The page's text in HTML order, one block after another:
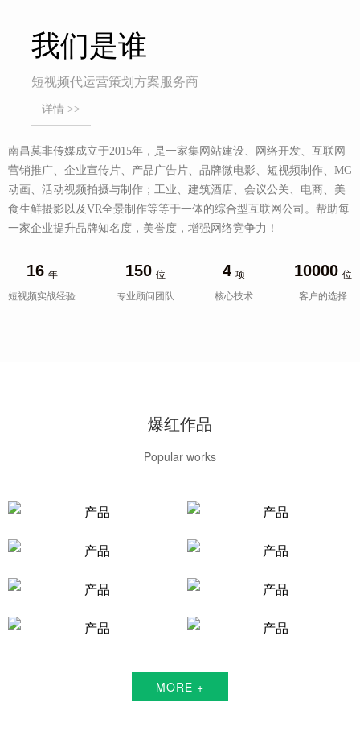
我们是谁
短视频代运营策划方案服务商
详情 >>
南昌莫非传媒成立于2015年，是一家集网站建设、网络开发、互联网
营销推广、企业宣传片、产品广告片、品牌微电影、短视频制作、MG
动画、活动视频拍摄与制作；工业、建筑酒店、会议公关、电商、美
食生鲜摄影以及VR全景制作等等于一体的综合型互联网公司。帮助每
一家企业提升品牌知名度，美誉度，增强网络竞争力！
16 年
短视频实战经验
150 位
专业顾问团队
4 项
核心技术
10000 位
客户的选择
爆红作品
Popular works
MORE +